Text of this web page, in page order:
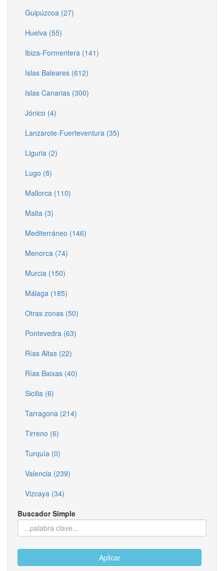
Guipúzcoa (27)
Huelva (55)
Ibiza-Formentera (141)
Islas Baleares (612)
Islas Canarias (300)
Jónico (4)
Lanzarote-Fuerteventura (35)
Liguria (2)
Lugo (8)
Mallorca (110)
Malta (3)
Mediterráneo (146)
Menorca (74)
Murcia (150)
Málaga (185)
Otras zonas (50)
Pontevedra (63)
Rías Altas (22)
Rías Baixas (40)
Sicilia (6)
Tarragona (214)
Tirreno (6)
Turquía (0)
Valencia (239)
Vizcaya (34)
Buscador Simple
Aplicar